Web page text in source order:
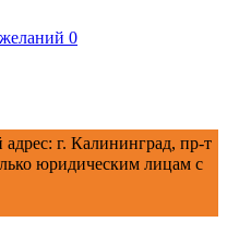
0
г. Калининград, пр-т
юридическим лицам с